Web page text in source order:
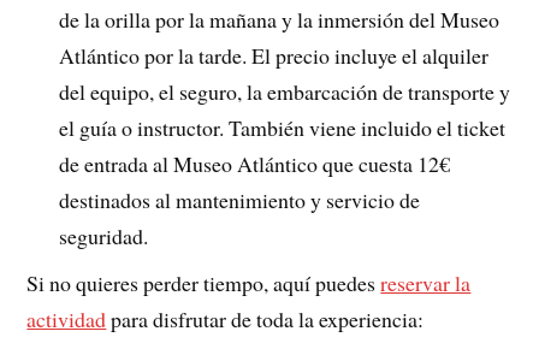
de la orilla por la mañana y la inmersión del Museo
Atlántico por la tarde. El precio incluye el alquiler
del equipo, el seguro, la embarcación de transporte y
el guía o instructor. También viene incluido el ticket
de entrada al Museo Atlántico que cuesta 12€
destinados al mantenimiento y servicio de
seguridad.
Si no quieres perder tiempo, aquí puedesreservar la
actividadpara disfrutar de toda la experiencia: